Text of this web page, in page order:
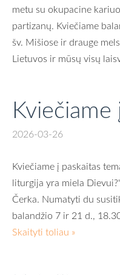
metu su okupacine
partizanų. Kviečiame
šv. Mišiose ir drauge
Lietuvos ir mūsų visų
Kviečiame
2026-03-26
Kviečiame į paskaitas
liturgija yra miela
Čerka. Numatyti du
balandžio 7 ir 21 d.,
Skaityti toliau »